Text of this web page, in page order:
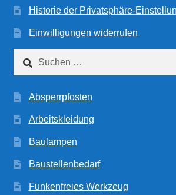
Historie der Privatsphäre-
Einwilligungen widerrufen
Suchen
nach:
Absperrpfosten
Arbeitskleidung
Baulampen
Baustellenbedarf
Funkenfreies Werkzeug